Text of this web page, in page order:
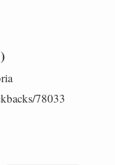
78033